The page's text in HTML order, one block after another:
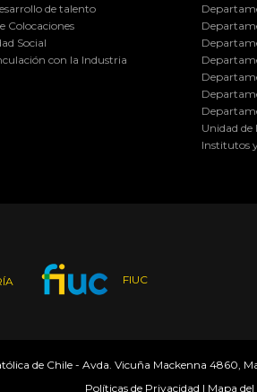
de talento
Colocaciones
Social
con la Industria
Unidad de
Institutos
FIUC
de Chile - Avda. Vicuña Mackenna 4860,
Políticas de Privacidad | Mapa del